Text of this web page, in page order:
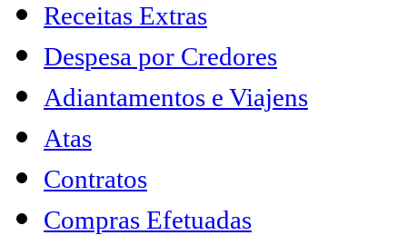
Receitas Extras
Despesa por Credores
Adiantamentos e Viajens
Atas
Contratos
Compras Efetuadas